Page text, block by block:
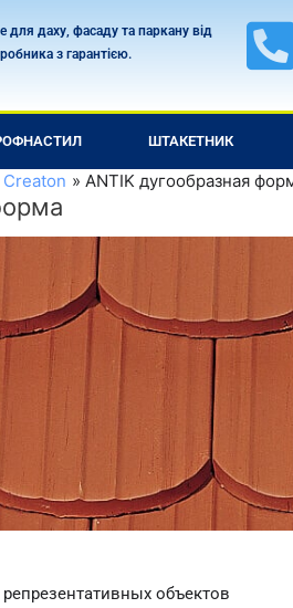
для даху, фасаду та паркану від
з гарантією.
ШТАКЕТНИК
ANTIK дугообразная
объектов